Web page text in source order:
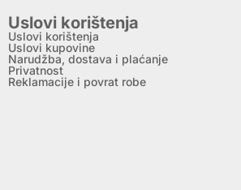
Uslovi korištenja
Uslovi korištenja
Uslovi kupovine
Narudžba, dostava i plaćanje
Privatnost
Reklamacije i povrat robe